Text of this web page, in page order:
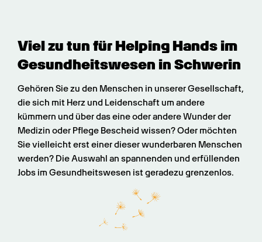
Viel zu tun für Helping Hands im
Gesundheits­wesen in Schwerin
Gehören Sie zu den Menschen in unserer Gesellschaft,
die sich mit Herz und Leidenschaft um andere
kümmern und über das eine oder andere Wunder der
Medizin oder Pflege Bescheid wissen? Oder möchten
Sie vielleicht erst einer dieser wunderbaren Menschen
werden? Die Auswahl an spannenden und erfüllenden
Jobs im Gesundheitswesen ist geradezu grenzenlos.